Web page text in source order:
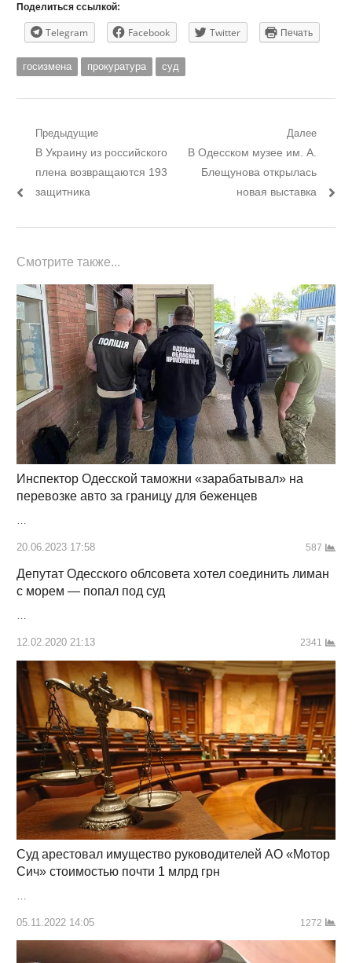
Поделиться ссылкой:
Telegram Facebook Twitter Печать
госизмена прокуратура суд
Навигация
записям
Предыдущие
Предыдущий
пост:
В Украину из российского
плена возвращаются 193
защитника
Далее
Следующий
пост:
В Одесском музее им. А.
Блещунова открылась
новая выставка
Смотрите также...
Инспектор Одесской таможни «зарабатывал» на
перевозке авто за границу для беженцев
20.06.2023 17:58 587
Депутат Одесского облсовета хотел соединить лиман
с морем — попал под суд
12.02.2020 21:13 2341
Суд арестовал имущество руководителей АО «Мотор
Сич» стоимостью почти 1 млрд грн
05.11.2022 14:05 1272